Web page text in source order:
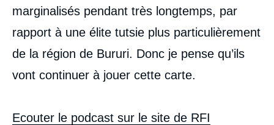
marginalisés pendant très longtemps, par
rapport à une élite tutsie plus particulièrement
de la région de Bururi. Donc je pense qu’ils
vont continuer à jouer cette carte.
Ecouter le podcast sur le site de RFI